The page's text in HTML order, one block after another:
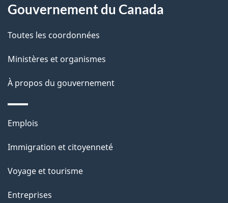
e
l
a
p
a
g
e
Gouvernement du Canada
Toutes les coordonnées
Ministères et organismes
À propos du gouvernement
Thèmes
sujets
Emplois
Immigration et citoyenneté
Voyage et tourisme
Entreprises